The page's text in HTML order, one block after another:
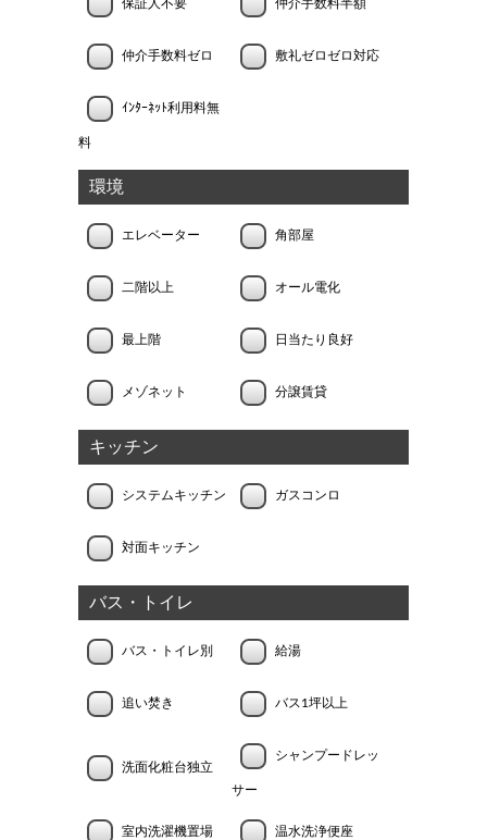
保証人不要 仲介手数料半額
仲介手数料ゼロ 敷礼ゼロゼロ対応
ｲﾝﾀｰﾈｯﾄ利用料無
料
環境
エレベーター 角部屋
二階以上 オール電化
最上階 日当たり良好
メゾネット 分譲賃貸
キッチン
システムキッチン ガスコンロ
対面キッチン
バス・トイレ
バス・トイレ別 給湯
追い焚き バス1坪以上
洗面化粧台独立
シャンプードレッ
サー
室内洗濯機置場 温水洗浄便座